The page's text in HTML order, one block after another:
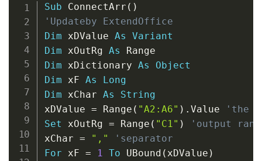
Sub ConnectArr ( )
'Updateby ExtendOffice
Dim xDValue As
Variant
Dim xOutRg As
Dim xDictionary As
Object
Dim xF As
Long
Dim xChar As
String
xDValue = Range ( "A2:A6" ) . Value
'the
Set xOutRg = Range ( "C1" )
'output
xChar = ","
'separator
For xF = 1 To UBound ( xDValue )